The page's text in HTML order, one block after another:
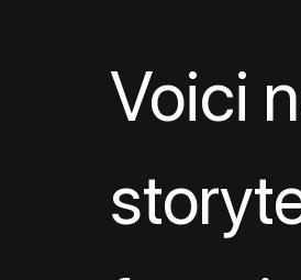
Voici